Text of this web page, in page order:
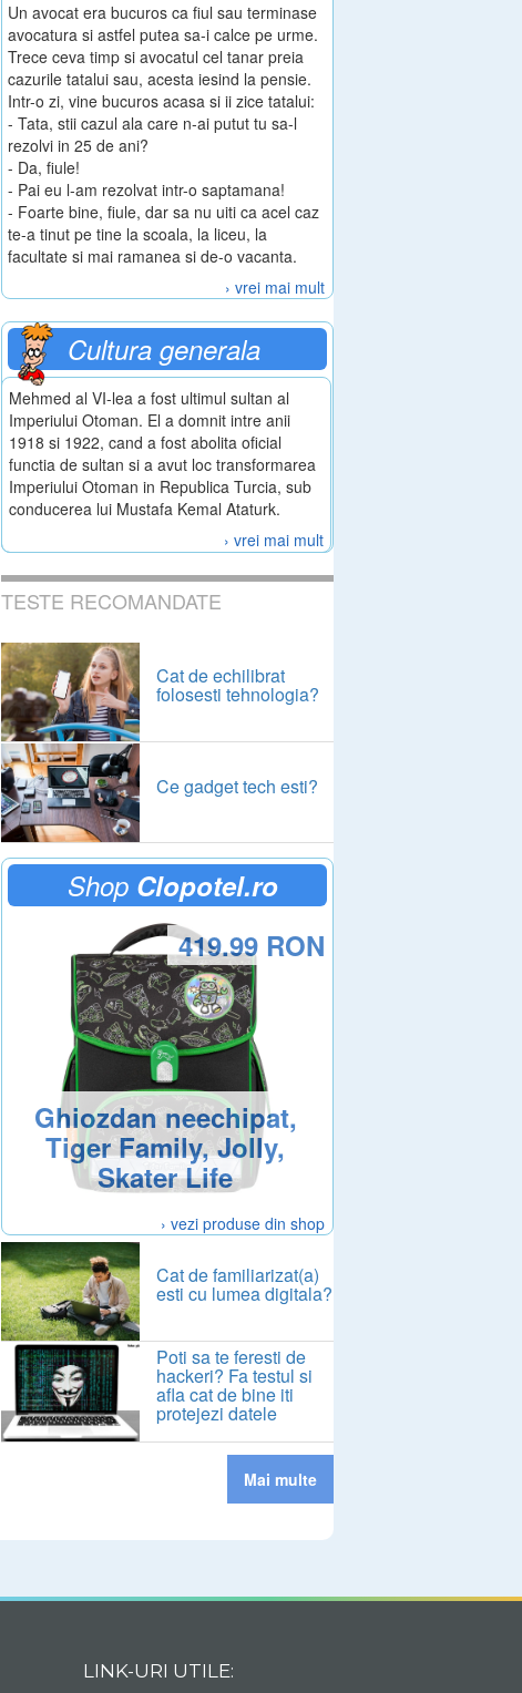
Un avocat era bucuros ca fiul sau terminase
avocatura si astfel putea sa-i calce pe urme.
Trece ceva timp si avocatul cel tanar preia
cazurile tatalui sau, acesta iesind la pensie.
Intr-o zi, vine bucuros acasa si ii zice tatalui:
- Tata, stii cazul ala care n-ai putut tu sa-l
rezolvi in 25 de ani?
- Da, fiule!
- Pai eu l-am rezolvat intr-o saptamana!
- Foarte bine, fiule, dar sa nu uiti ca acel caz
te-a tinut pe tine la scoala, la liceu, la
facultate si mai ramanea si de-o vacanta.
› vrei mai mult
Cultura generala
Mehmed al VI-lea a fost ultimul sultan al
Imperiului Otoman. El a domnit intre anii
1918 si 1922, cand a fost abolita oficial
functia de sultan si a avut loc transformarea
Imperiului Otoman in Republica Turcia, sub
conducerea lui Mustafa Kemal Ataturk.
› vrei mai mult
TESTE RECOMANDATE
Cat de echilibrat
folosesti tehnologia?
Ce gadget tech esti?
Shop Clopotel.ro
Ghiozdan neechipat,
Tiger Family, Jolly,
Skater Life
419.99 RON
› vezi produse din shop
Cat de familiarizat(a)
esti cu lumea digitala?
Poti sa te feresti de
hackeri? Fa testul si
afla cat de bine iti
protejezi datele
Mai multe
LINK-URI UTILE: